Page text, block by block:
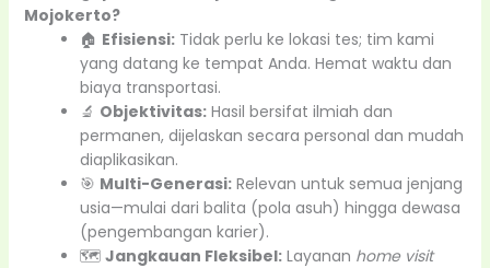
Mojokerto?
🏠 Efisiensi:Tidak perlu ke lokasi tes; tim kami
yang datang ke tempat Anda. Hemat waktu dan
biaya transportasi.
🔬 Objektivitas:Hasil bersifat ilmiah dan
permanen, dijelaskan secara personal dan mudah
diaplikasikan.
🎯 Multi-Generasi:Relevan untuk semua jenjang
usia—mulai dari balita (pola asuh) hingga dewasa
(pengembangan karier).
🗺️ Jangkauan Fleksibel:Layanan home visit